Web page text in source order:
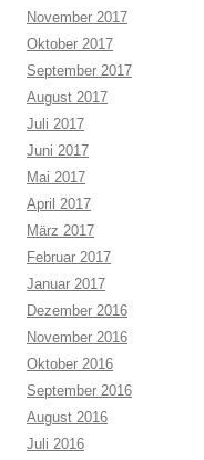
November 2017
Oktober 2017
September 2017
August 2017
Juli 2017
Juni 2017
Mai 2017
April 2017
März 2017
Februar 2017
Januar 2017
Dezember 2016
November 2016
Oktober 2016
September 2016
August 2016
Juli 2016